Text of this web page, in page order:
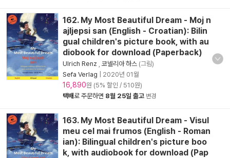
162. My Most Beautiful Dream - Moj n
ajljepsi san (English - Croatian): Bilin
gual children's picture book, with au
diobook for download (Paperback)
Ulrich Renz 코넬리아 하스 (그림)
Sefa Verlag
2020년 01월
16,890원 (5% 할인 / 510원)
택배로 주문하면 8월 25일 출고 변경
163. My Most Beautiful Dream - Visul
meu cel mai frumos (English - Roman
ian): Bilingual children's picture boo
k, with audiobook for download (Pap